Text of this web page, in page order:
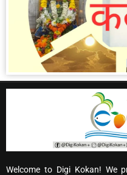
Welcome to Digi Kokan! We